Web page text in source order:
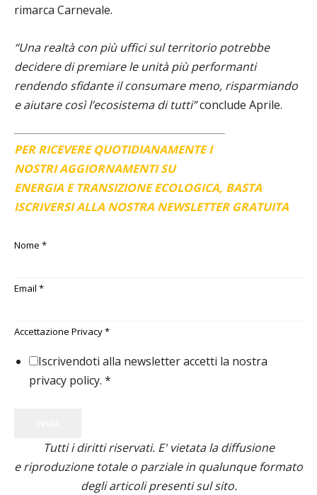
rimarca Carnevale.
“Una realtà con più uffici sul territorio potrebbe
decidere di premiare le unità più performanti
rendendo sfidante il consumare meno, risparmiando
e aiutare così l’ecosistema di tutti”conclude Aprile.
PER RICEVERE QUOTIDIANAMENTE I
NOSTRI AGGIORNAMENTI SU
ENERGIA E TRANSIZIONE ECOLOGICA, BASTA
ISCRIVERSI ALLA NOSTRA NEWSLETTER GRATUITA
Nome *
Email *
Accettazione Privacy*
Iscrivendoti alla newsletter accetti la nostra
privacy policy. *
Tutti i diritti riservati. E' vietata la diffusione
e riproduzione totale o parziale in qualunque formato
degli articoli presenti sul sito.